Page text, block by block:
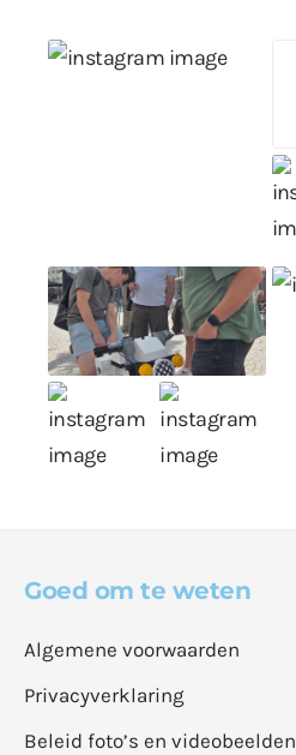
Goed om te weten
Algemene voorwaarden
Privacyverklaring
Beleid foto’s en videobeelden